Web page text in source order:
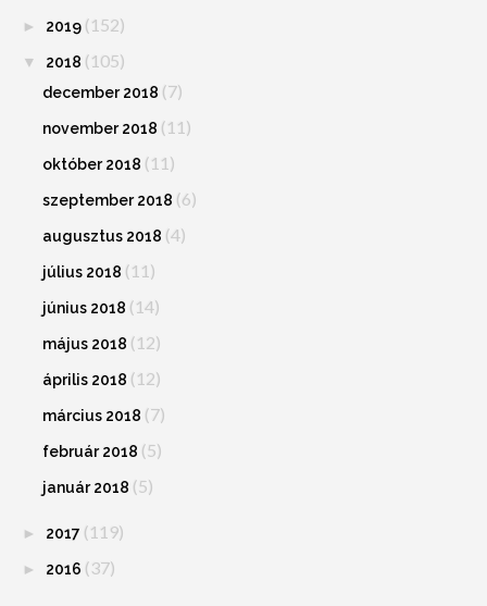
► 2019 (152)
▼ 2018 (105)
december 2018 (7)
november 2018 (11)
október 2018 (11)
szeptember 2018 (6)
augusztus 2018 (4)
július 2018 (11)
június 2018 (14)
május 2018 (12)
április 2018 (12)
március 2018 (7)
február 2018 (5)
január 2018 (5)
► 2017 (119)
► 2016 (37)